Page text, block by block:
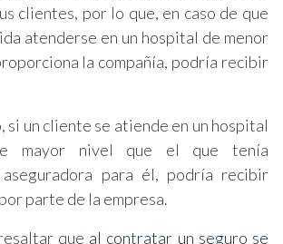
clientes, por lo que, en caso de que
atenderse en un hospital de menor
la compañía, podría recibir
si un cliente se atiende en un hospital
mayor nivel que el que tenía
para él, podría recibir
parte de la empresa.
que al contratar un seguro se